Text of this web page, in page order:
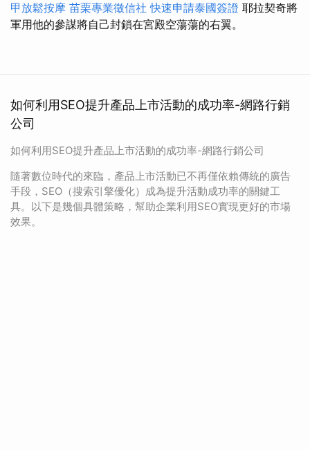
甲放鬆按摩 苗栗專業徵信社 快速申請泰國簽證 耶拉契奇將
軍用他的參謀將自己封鎖在宮殿空蕩蕩的右翼。
如何利用SEO提升產品上市活動的成功率-網路行銷
公司
如何利用SEO提升產品上市活動的成功率-網路行銷公司
隨著數位時代的來臨，產品上市活動已不再僅依賴傳統的廣告
手段，SEO（搜索引擎優化）成為提升活動成功率的關鍵工
具。以下是幾個具體策略，幫助企業利用SEO實現更好的市場
效果。